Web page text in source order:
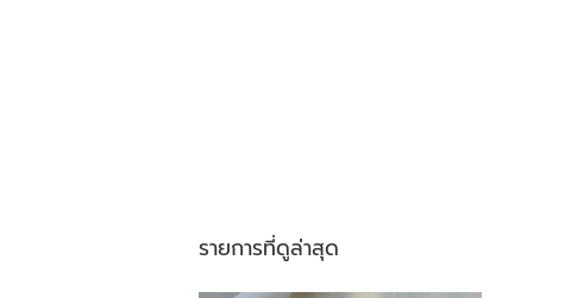
รายการที่ดูล่าสุด